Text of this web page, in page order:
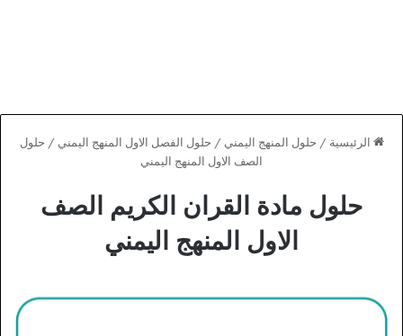
الرئيسية / حلول المنهج اليمني / حلول الفصل الاول المنهج اليمني / حلول
الصف الاول المنهج اليمني
حلول مادة القران الكريم الصف
الاول المنهج اليمني